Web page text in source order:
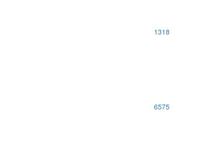
1318
6575